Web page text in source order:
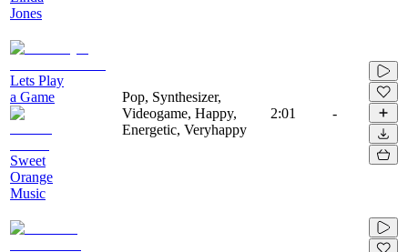
Jones
Lets Play
a Game
Sweet
Orange
Music
Pop, Synthesizer,
Videogame, Happy,
Energetic, Veryhappy
2:01 -